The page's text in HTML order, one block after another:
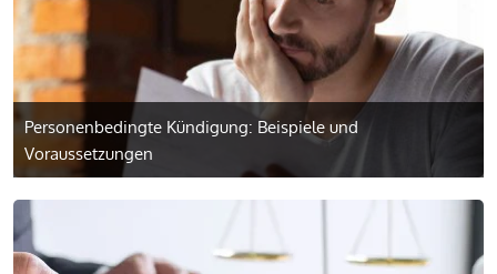
Personenbedingte Kündigung: Beispiele und
Voraussetzungen